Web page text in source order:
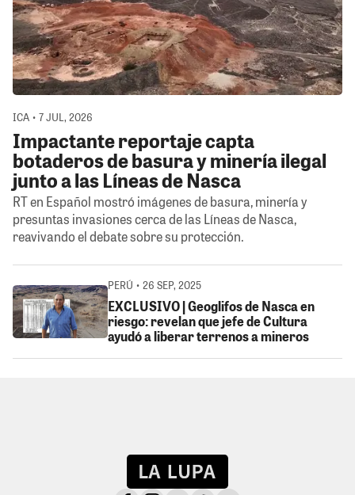
ICA • 7 JUL, 2026
Impactante reportaje capta
botaderos de basura y minería ilegal
junto a las Líneas de Nasca
RT en Español mostró imágenes de basura, minería y
presuntas invasiones cerca de las Líneas de Nasca,
reavivando el debate sobre su protección.
PERÚ • 26 SEP, 2025
EXCLUSIVO | Geoglifos de Nasca en
riesgo: revelan que jefe de Cultura
ayudó a liberar terrenos a mineros